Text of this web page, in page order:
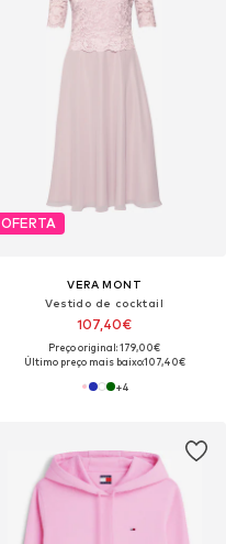
OFERTA
VERA MONT
Vestido de cocktail
107,40€
Preço original: 179,00€
Último preço mais baixo:107,40€
+4